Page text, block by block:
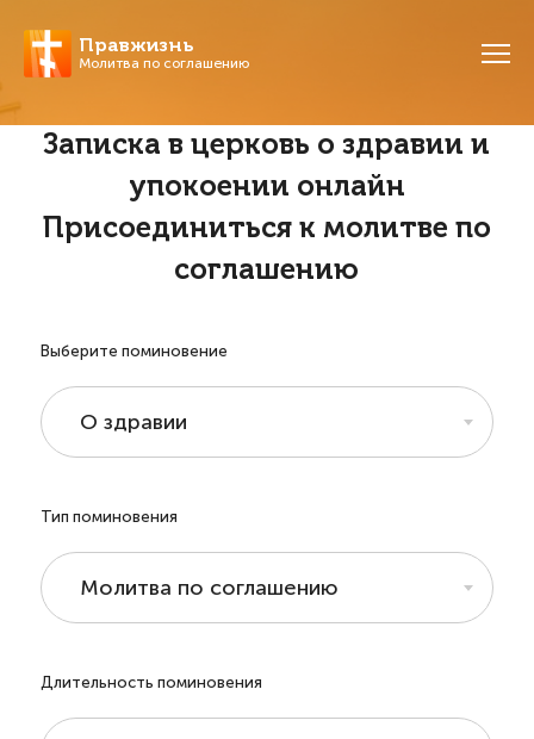
Правжизнь
Молитва по соглашению
Записка в церковь о здравии и
упокоении онлайн
Присоединиться к молитве по
соглашению
Выберите поминовение
О здравии
Тип поминовения
Молитва по соглашению
Длительность поминовения